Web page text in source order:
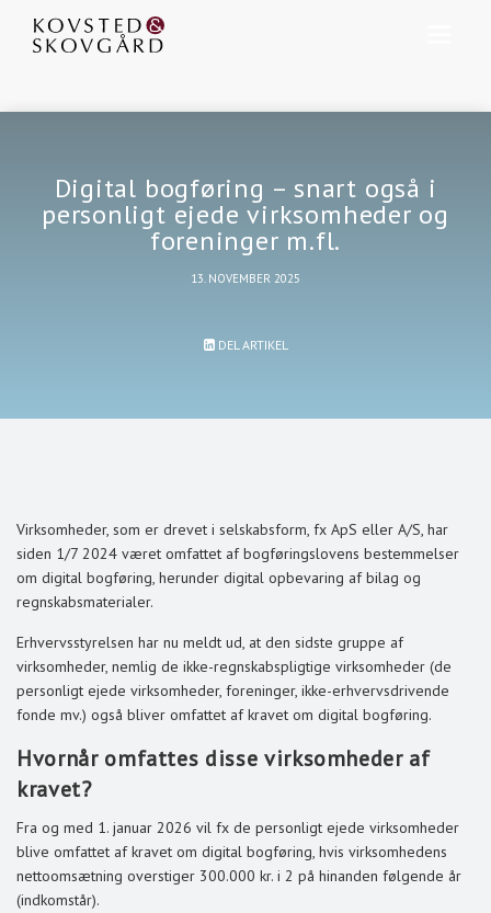
Digital bogføring – snart også i
personligt ejede virksomheder og
foreninger m.fl.
13. NOVEMBER 2025
DEL ARTIKEL
Virksomheder, som er drevet i selskabsform, fx ApS eller A/S, har
siden 1/7 2024 været omfattet af bogføringslovens bestemmelser
om digital bogføring, herunder digital opbevaring af bilag og
regnskabsmaterialer.
Erhvervsstyrelsen har nu meldt ud, at den sidste gruppe af
virksomheder, nemlig de ikke-regnskabspligtige virksomheder (de
personligt ejede virksomheder, foreninger, ikke-erhvervsdrivende
fonde mv.) også bliver omfattet af kravet om digital bogføring.
Hvornår omfattes disse virksomheder af
kravet?
Fra og med 1. januar 2026 vil fx de personligt ejede virksomheder
blive omfattet af kravet om digital bogføring, hvis virksomhedens
nettoomsætning overstiger 300.000 kr. i 2 på hinanden følgende år
(indkomstår).